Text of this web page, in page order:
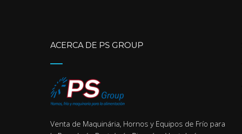
ACERCA DE PS GROUP
Venta de Maquinária, Hornos y Equipos de Frío para